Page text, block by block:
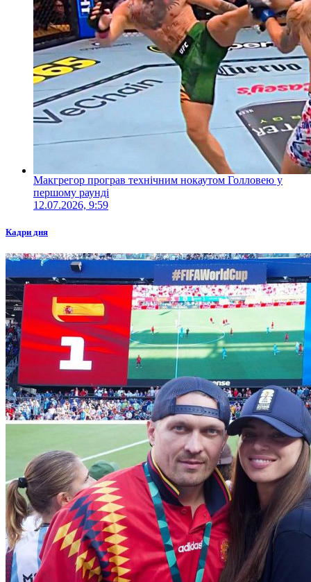
Макгрегор програв технічним нокаутом Голловею у
першому раунді
12.07.2026, 9:59
Кадри дня